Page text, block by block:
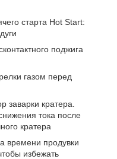
старта Hot Start:
поджига
газом перед
заварки кратера.
тока после
кратера
времени продувки
избежать